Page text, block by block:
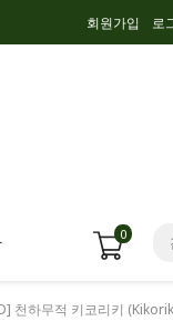
회원가입 로
0
천하무적 키코리키